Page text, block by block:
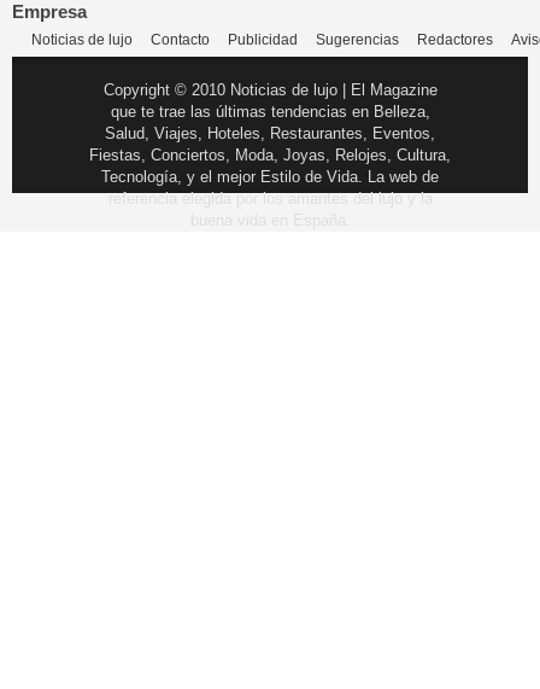
Empresa
Noticias de lujo Contacto Publicidad Sugerencias Redactores
Copyright © 2010 Noticias de lujo | El Magazine
que te trae las últimas tendencias en Belleza,
Salud, Viajes, Hoteles, Restaurantes, Eventos,
Fiestas, Conciertos, Moda, Joyas, Relojes, Cultura,
Tecnología, y el mejor Estilo de Vida. La web de
referencia elegida por los amantes del lujo y la